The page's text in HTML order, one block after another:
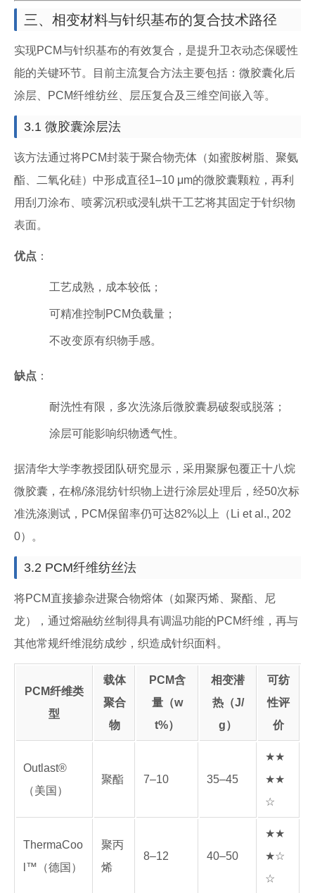
三、相变材料与针织基布的复合技术路径
实现PCM与针织基布的有效复合，是提升卫衣动态保暖性
能的关键环节。目前主流复合方法主要包括：微胶囊化后
涂层、PCM纤维纺丝、层压复合及三维空间嵌入等。
3.1 微胶囊涂层法
该方法通过将PCM封装于聚合物壳体（如蜜胺树脂、聚氨
酯、二氧化硅）中形成直径1–10 μm的微胶囊颗粒，再利
用刮刀涂布、喷雾沉积或浸轧烘干工艺将其固定于针织物
表面。
优点 ：
工艺成熟，成本较低；
可精准控制PCM负载量；
不改变原有织物手感。
缺点 ：
耐洗性有限，多次洗涤后微胶囊易破裂或脱落；
涂层可能影响织物透气性。
据清华大学李教授团队研究显示，采用聚脲包覆正十八烷
微胶囊，在棉/涤混纺针织物上进行涂层处理后，经50次标
准洗涤测试，PCM保留率仍可达82%以上（Li et al., 202
0）。
3.2 PCM纤维纺丝法
将PCM直接掺杂进聚合物熔体（如聚丙烯、聚酯、尼
龙），通过熔融纺丝制得具有调温功能的PCM纤维，再与
其他常规纤维混纺成纱，织造成针织面料。
PCM纤维类
型
载体
聚合
物
PCM含
量（w
t%）
相变潜
热（J/
g）
可纺
性评
价
Outlast®
（美国）
聚酯 7–10 35–45
★★
★★
☆
ThermaCoo
l™（德国）
聚丙
烯
8–12 40–50
★★
★☆
☆